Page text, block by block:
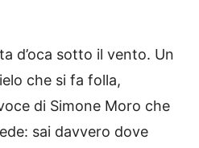
d’oca sotto il vento. Un
che si fa folla,
di Simone Moro che
sai davvero dove